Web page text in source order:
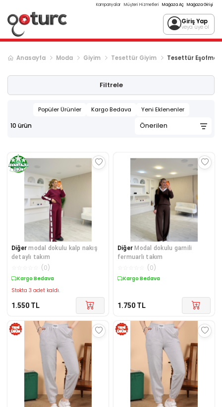
Kampanyalar Müşteri Hizmetleri Mağaza Aç Mağaza Girişi
Giriş Yap
veya üye ol
Anasayfa Moda Giyim Tesettür Giyim Tesettür Eşofman
Filtrele
Popüler Ürünler Kargo Bedava Yeni Eklenenler
10 ürün
Diğer modal dokulu kalp nakış
detaylı takım
(0)
Kargo Bedava
Stokta 3 adet kaldı.
1.550 TL
Diğer Modal dokulu garnili
fermuarlı takım
(0)
Kargo Bedava
1.750 TL